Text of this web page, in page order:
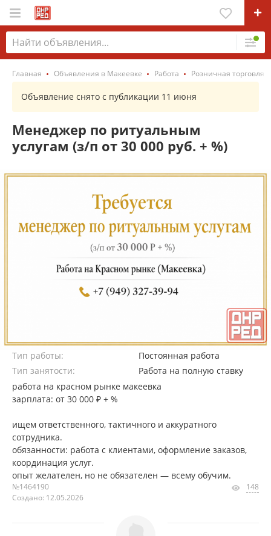
Главная Объявления в Макеевке Работа Розничная торговля
Объявление снято с публикации 11 июня
Менеджер по ритуальным
услугам (з/п от 30 000 руб. + %)
Тип работы:
Постоянная работа
Тип занятости:
Работа на полную ставку
работа на красном рынке макеевка
зарплата: от 30 000 ₽ + %
ищем ответственного, тактичного и аккуратного
сотрудника.
обязанности: работа с клиентами, оформление заказов,
координация услуг.
опыт желателен, но не обязателен — всему обучим.
№1464190
Создано: 12.05.2026
148